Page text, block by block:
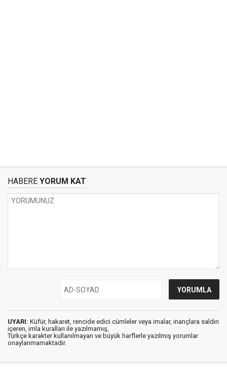
HABERE YORUM KAT
UYARI: Küfür, hakaret, rencide edici cümleler veya imalar, inançlara saldırı
içeren, imla kuralları ile yazılmamış,
Türkçe karakter kullanılmayan ve büyük harflerle yazılmış yorumlar
onaylanmamaktadır.